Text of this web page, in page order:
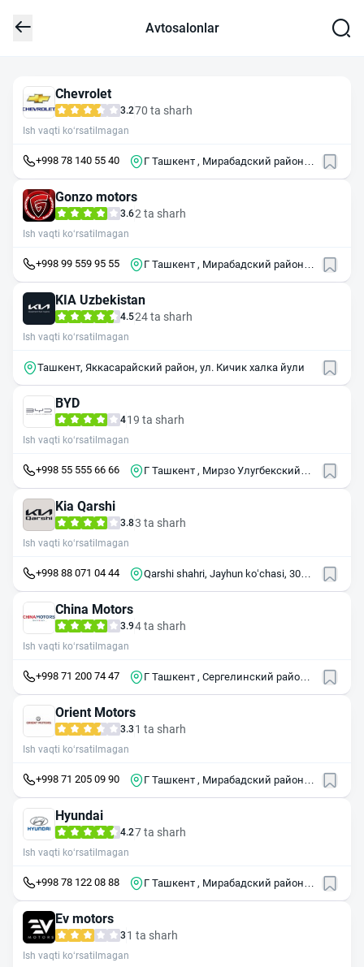
Avtosalonlar
Chevrolet
3.270 ta sharh
Ish vaqti ko‘rsatilmagan
+998 78 140 55 40
Г Ташкент , Мирабадский район ,
Gonzo motors
3.62 ta sharh
Ish vaqti ko‘rsatilmagan
+998 99 559 95 55
Г Ташкент , Мирабадский район ,
KIA Uzbekistan
4.524 ta sharh
Ish vaqti ko‘rsatilmagan
Ташкент, Яккасарайский район, ул. Кичик халка йули
BYD
419 ta sharh
Ish vaqti ko‘rsatilmagan
+998 55 555 66 66
Г Ташкент , Мирзо Улугбекский
Kia Qarshi
3.83 ta sharh
Ish vaqti ko‘rsatilmagan
+998 88 071 04 44
Qarshi shahri, Jayhun ko‘chasi, 30K
China Motors
3.94 ta sharh
Ish vaqti ko‘rsatilmagan
+998 71 200 74 47
Г Ташкент , Сергелинский район ,
Orient Motors
3.3 1 ta sharh
Ish vaqti ko‘rsatilmagan
+998 71 205 09 90
Г Ташкент , Мирабадский район ,
Hyundai
4.27 ta sharh
Ish vaqti ko‘rsatilmagan
+998 78 122 08 88
Г Ташкент , Мирабадский район ,
Ev motors
3 1 ta sharh
Ish vaqti ko‘rsatilmagan